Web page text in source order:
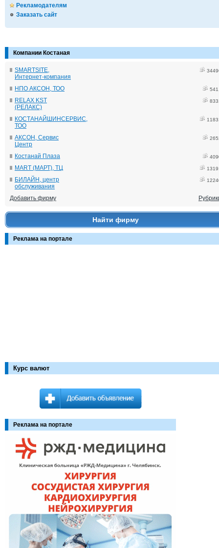
Рекламодателям
Заказать сайт
Компании Костаная
SMARTSITE,
Интернет-компания
НПО АКСОН, ТОО
RELAX KST
(РЕЛАКС)
КОСТАНАЙШИНСЕРВИС,
ТОО
АКСОН, Сервис
Центр
Костанай Плаза
MART (МАРТ), ТЦ
БИЛАЙН, центр
обслуживания
Добавить фирму
Найти фирму
Реклама на портале
Курс валют
Реклама на портале